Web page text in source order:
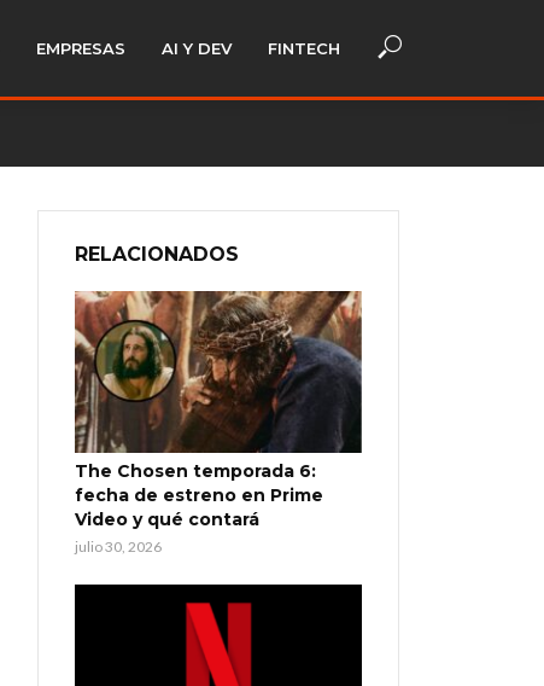
EMPRESAS AI Y DEV FINTECH
RELACIONADOS
The Chosen temporada 6:
fecha de estreno en Prime
Video y qué contará
julio 30, 2026